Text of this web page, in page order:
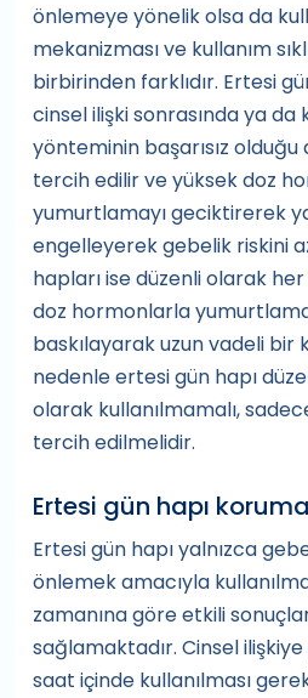
önlemeye yönelik olsa da
mekanizması ve kullanım
birbirinden farklıdır. Ertesi
cinsel ilişki sonrasında ya da
yönteminin başarısız
tercih edilir ve yüksek doz
yumurtlamayı geciktirerek
engelleyerek gebelik riskini
hapları ise düzenli olarak her
doz hormonlarla
baskılayarak uzun vadeli bir
nedenle ertesi gün hapı
olarak kullanılmamalı,
tercih edilmelidir.
Ertesi gün hapı
Ertesi gün hapı yalnızca
önlemek amacıyla
zamanına göre etkili
sağlamaktadır. Cinsel
saat içinde kullanılması